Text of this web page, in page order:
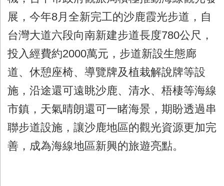
展，今年8月全新完工的沙鹿霞光步道，自
台灣大道六段向南新建步道長度780公尺，
投入經費約2000萬元，步道新設生態廊
道、休憩座椅、導覽牌及植栽解說牌等設
施，沿途還可遠眺沙鹿、清水、梧棲等海線
市鎮，天氣晴朗還可一睹海景，期盼透過串
聯步道設施，讓沙鹿地區的觀光資源更加完
善，成為海線地區新興的旅遊亮點。